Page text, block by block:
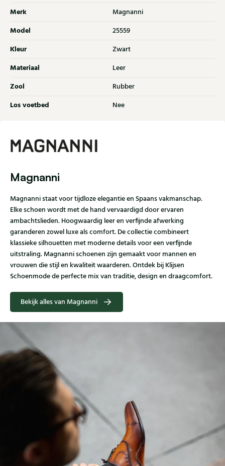
Merk Magnanni
Model 25559
Kleur Zwart
Materiaal Leer
Zool Rubber
Los voetbed Nee
Magnanni
Magnanni staat voor tijdloze elegantie en Spaans vakmanschap.
Elke schoen wordt met de hand vervaardigd door ervaren
ambachtslieden. Hoogwaardig leer en verfijnde afwerking
garanderen zowel luxe als comfort. De collectie combineert
klassieke silhouetten met moderne details voor een verfijnde
uitstraling. Magnanni schoenen zijn gemaakt voor mannen en
vrouwen die stijl en kwaliteit waarderen. Ontdek bij Klijsen
Schoenmode de perfecte mix van traditie, design en draagcomfort.
Bekijk alles van Magnanni